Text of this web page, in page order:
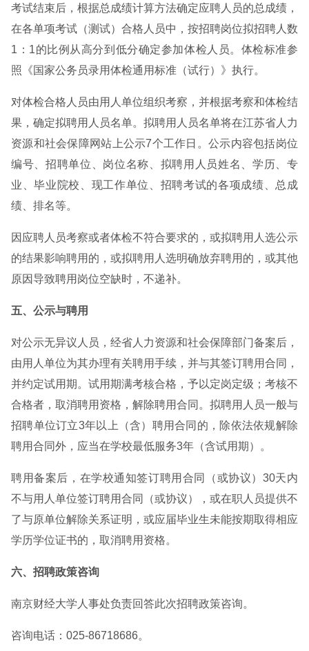
考试结束后，根据总成绩计算方法确定应聘人员的总成绩，
在各单项考试（测试）合格人员中，按招聘岗位拟招聘人数
1：1的比例从高分到低分确定参加体检人员。体检标准参
照《国家公务员录用体检通用标准（试行）》执行。
对体检合格人员由用人单位组织考察，并根据考察和体检结
果，确定拟聘用人员名单。拟聘用人员名单将在江苏省人力
资源和社会保障网站上公示7个工作日。公示内容包括岗位
编号、招聘单位、岗位名称、拟聘用人员姓名、学历、专
业、毕业院校、现工作单位、招聘考试的各项成绩、总成
绩、排名等。
因应聘人员考察或者体检不符合要求的，或拟聘用人选公示
的结果影响聘用的，或拟聘用人选明确放弃聘用的，或其他
原因导致聘用岗位空缺时，不递补。
五、公示与聘用
对公示无异议人员，经省人力资源和社会保障部门备案后，
由用人单位为其办理有关聘用手续，并与其签订聘用合同，
并约定试用期。试用期满考核合格，予以定岗定级；考核不
合格者，取消聘用资格，解除聘用合同。拟聘用人员一般与
招聘单位订立3年以上（含）聘用合同的，除依法依规解除
聘用合同外，应当在学校最低服务3年（含试用期）。
聘用备案后，在学校通知签订聘用合同（或协议）30天内
不与用人单位签订聘用合同（或协议），或在职人员提供不
了与原单位解除关系证明，或应届毕业生未能按期取得相应
学历学位证书的，取消聘用资格。
六、招聘政策咨询
南京财经大学人事处负责回答此次招聘政策咨询。
咨询电话：025-86718686。